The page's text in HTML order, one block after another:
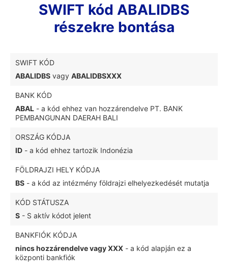
SWIFT kód ABALIDBS
részekre bontása
SWIFT KÓD
ABALIDBS vagy ABALIDBSXXX
BANK KÓD
ABAL - a kód ehhez van hozzárendelve PT. BANK
PEMBANGUNAN DAERAH BALI
ORSZÁG KÓDJA
ID - a kód ehhez tartozik Indonézia
FÖLDRAJZI HELY KÓDJA
BS - a kód az intézmény földrajzi elhelyezkedését mutatja
KÓD STÁTUSZA
S - S aktív kódot jelent
BANKFIÓK KÓDJA
nincs hozzárendelve vagy XXX - a kód alapján ez a
központi bankfiók